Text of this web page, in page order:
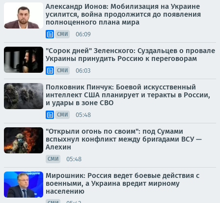
Александр Ионов: Мобилизация на Украине
усилится, война продолжится до появления
полноценного плана мира
СМИ 06:09
"Сорок дней" Зеленского: Суздальцев о провале
Украины принудить Россию к переговорам
СМИ 06:03
Полковник Пинчук: Боевой искусственный
интеллект США планирует и теракты в России,
и удары в зоне СВО
СМИ 05:48
"Открыли огонь по своим": под Сумами
вспыхнул конфликт между бригадами ВСУ —
Алехин
СМИ 05:48
Мирошник: Россия ведет боевые действия с
военными, а Украина вредит мирному
населению